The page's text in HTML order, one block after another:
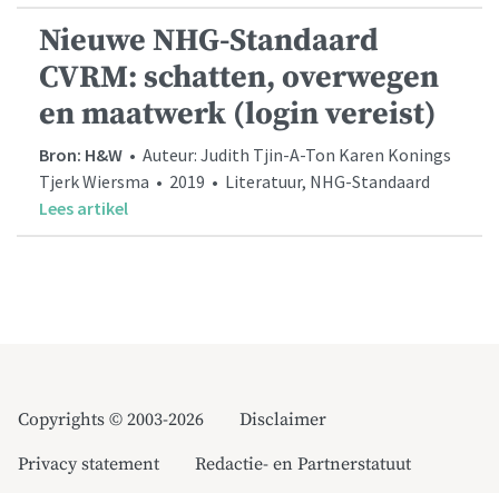
Nieuwe NHG-Standaard
CVRM: schatten, overwegen
en maatwerk (login vereist)
Bron: H&W • Auteur: Judith Tjin-A-Ton Karen Konings
Tjerk Wiersma • 2019 • Literatuur, NHG-Standaard
Lees artikel
Copyrights © 2003-2026
Disclaimer
Privacy statement
Redactie- en Partnerstatuut